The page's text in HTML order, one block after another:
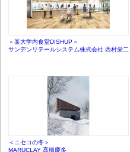
＜某大学内食堂DISHUP＞
サンデンリテールシステム株式会社 西村栄二
＜ニセコの冬＞
MARUCLAY 髙橋慶多